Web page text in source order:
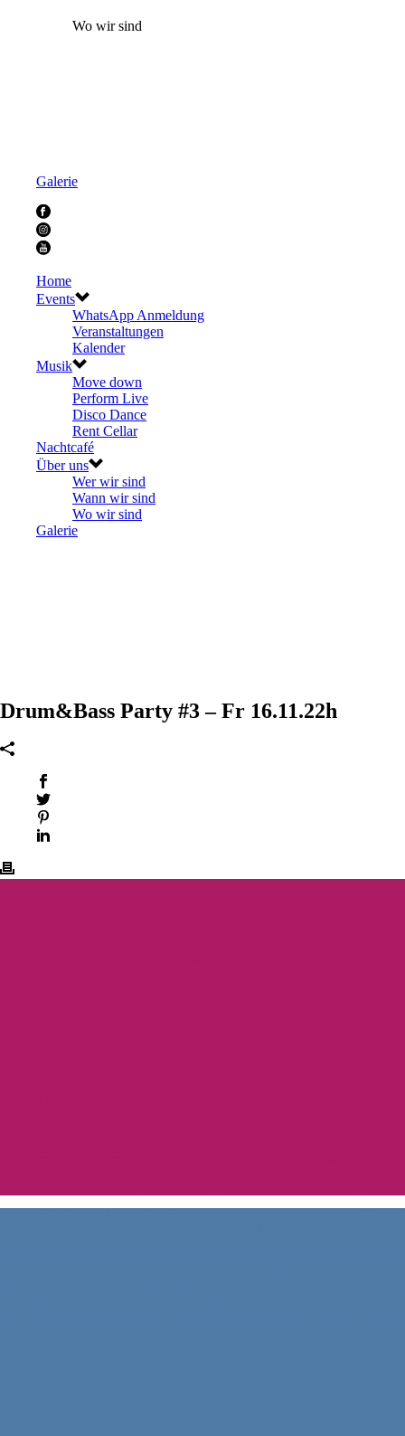
Wo wir sind
Galerie
Home
Events
WhatsApp Anmeldung
Veranstaltungen
Kalender
Musik
Move down
Perform Live
Disco Dance
Rent Cellar
Nachtcafé
Über uns
Wer wir sind
Wann wir sind
Wo wir sind
Galerie
Drum&Bass Party #3 – Fr 16.11.22h